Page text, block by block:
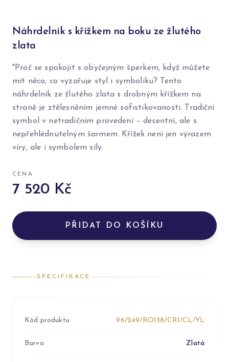
Náhrdelník s křížkem na boku ze žlutého
zlata
"Proč se spokojit s obyčejným šperkem, když můžete
mít něco, co vyzařuje styl i symboliku? Tento
náhrdelník ze žlutého zlata s drobným křížkem na
straně je ztělesněním jemné sofistikovanosti. Tradiční
symbol v netradičním provedení – decentní, ale s
nepřehlédnutelným šarmem. Křížek není jen výrazem
víry, ale i symbolem síly.
CENA
7 520 Kč
PŘIDAT DO KOŠÍKU
SPECIFIKACE
Kód produktu 96/249/RO138/CR1/CL/YL
Barva Zlatá